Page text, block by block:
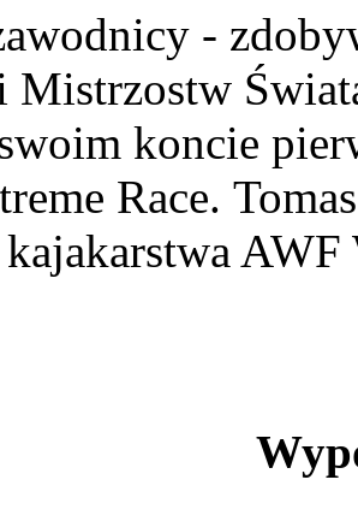
-
Mistrzostw
koncie
Race.
AWF